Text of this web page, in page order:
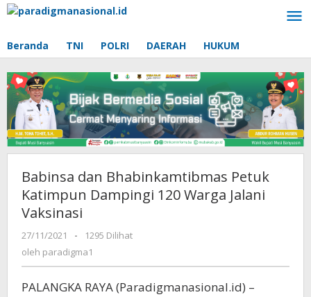
Lewati
Beranda TNI POLRI DAERAH HUKUM
Babinsa dan Bhabinkamtibmas Petuk
Katimpun Dampingi 120 Warga Jalani
Vaksinasi
27/11/2021
oleh
paradigma1
-
1295 Dilihat
oleh paradigma1
PALANGKA RAYA (Paradigmanasional.id) –